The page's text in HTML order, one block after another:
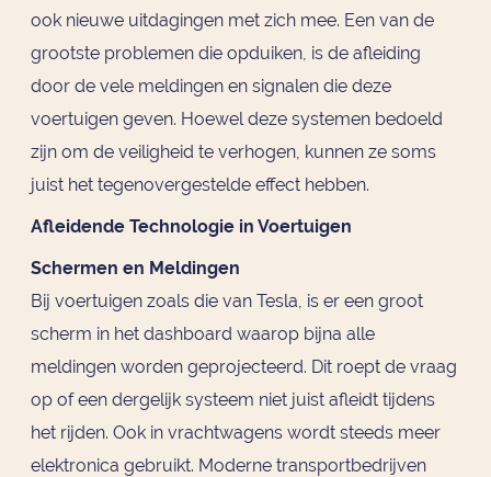
ook nieuwe uitdagingen met zich mee. Een van de
grootste problemen die opduiken, is de afleiding
door de vele meldingen en signalen die deze
voertuigen geven. Hoewel deze systemen bedoeld
zijn om de veiligheid te verhogen, kunnen ze soms
juist het tegenovergestelde effect hebben.
Afleidende Technologie in Voertuigen
Schermen en Meldingen
Bij voertuigen zoals die van Tesla, is er een groot
scherm in het dashboard waarop bijna alle
meldingen worden geprojecteerd. Dit roept de vraag
op of een dergelijk systeem niet juist afleidt tijdens
het rijden. Ook in vrachtwagens wordt steeds meer
elektronica gebruikt. Moderne transportbedrijven